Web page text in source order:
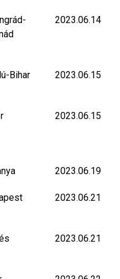
2023.06.14
Bihar 2023.06.15
2023.06.15
2023.06.19
2023.06.21
2023.06.21